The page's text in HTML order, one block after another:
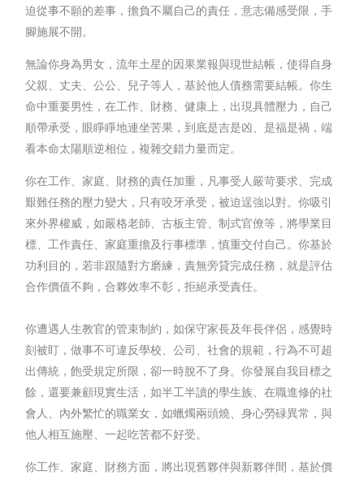
迫從事不願的差事，擔負不屬自己的責任，意志備感受限，手
腳施展不開。
無論你身為男女，流年土星的因果業報與現世結帳，使得自身
父親、丈夫、公公、兒子等人，基於他人債務需要結帳。你生
命中重要男性，在工作、財務、健康上，出現具體壓力，自己
順帶承受，眼睜睜地連坐苦果，到底是吉是凶、是福是禍，端
看本命太陽順逆相位，複雜交錯力量而定。
你在工作、家庭、財務的責任加重，凡事受人嚴苛要求、完成
艱難任務的壓力變大，只有咬牙承受，被迫逞強以對。你吸引
來外界權威，如嚴格老師、古板主管、制式官僚等，將學業目
標、工作責任、家庭重擔及行事標準，慎重交付自己。你基於
功利目的，若非跟隨對方磨練，責無旁貸完成任務，就是評估
合作價值不夠，合夥效率不彰，拒絕承受責任。
你遭遇人生教官的管束制約，如保守家長及年長伴侶，感覺時
刻被盯，做事不可違反學校、公司、社會的規範，行為不可超
出傳統，飽受規定所限，卻一時脫不了身。你發展自我目標之
餘，還要兼顧現實生活，如半工半讀的學生族、在職進修的社
會人、內外繁忙的職業女，如蠟燭兩頭燒、身心勞碌異常，與
他人相互施壓、一起吃苦都不好受。
你工作、家庭、財務方面，將出現舊夥伴與新夥伴間，基於價